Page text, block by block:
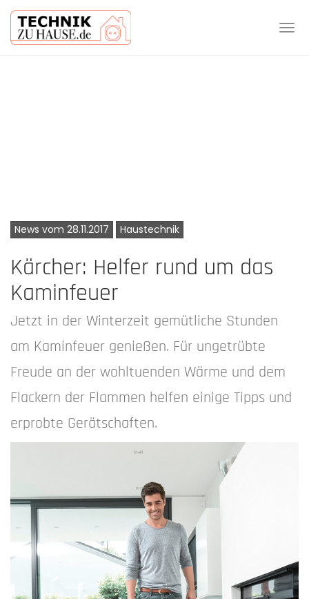
News vom 28.11.2017 Haustechnik
Kärcher: Helfer rund um das
Kaminfeuer
Jetzt in der Winterzeit gemütliche Stunden
am Kaminfeuer genießen. Für ungetrübte
Freude an der wohltuenden Wärme und dem
Flackern der Flammen helfen einige Tipps und
erprobte Gerätschaften.